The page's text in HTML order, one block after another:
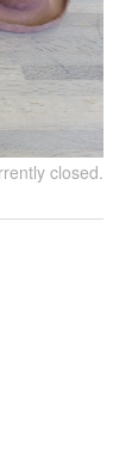
closed.